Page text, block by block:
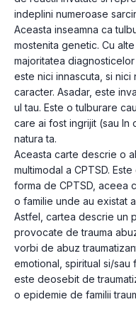
indeplini numeroase
Aceasta inseamna ca
mostenita genetic. Cu
majoritatea
este nici innascuta, si
caracter. Asadar, este
ul tau. Este o tulburare
care ai fost ingrijit (sau In
natura ta.
Aceasta carte descrie o
multimodal a CPTSD.
forma de CPTSD, aceea
o familie unde au existat
Astfel, cartea descrie un
provocate de trauma
vorbi de abuz
emotional, spiritual si/sau
este deosebit de
o epidemie de familii